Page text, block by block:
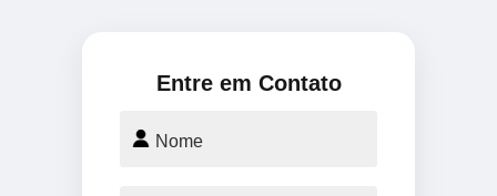
Entre em Contato